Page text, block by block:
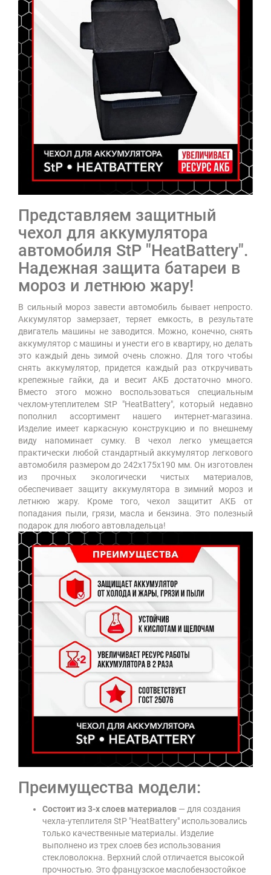
Представляем защитный
чехол для аккумулятора
автомобиля StP "HeatBattery".
Надежная защита батареи в
мороз и летнюю жару!
В сильный мороз завести автомобиль бывает непросто.
Аккумулятор замерзает, теряет емкость, в результате
двигатель машины не заводится. Можно, конечно, снять
аккумулятор с машины и унести его в квартиру, но делать
это каждый день зимой очень сложно. Для того чтобы
снять аккумулятор, придется каждый раз откручивать
крепежные гайки, да и весит АКБ достаточно много.
Вместо этого можно воспользоваться специальным
чехлом-утеплителем StP "HeatBattery", который недавно
пополнил ассортимент нашего интернет-магазина.
Изделие имеет каркасную конструкцию и по внешнему
виду напоминает сумку. В чехол легко умещается
практически любой стандартный аккумулятор легкового
автомобиля размером до 242х175х190 мм. Он изготовлен
из прочных экологически чистых материалов,
обеспечивает защиту аккумулятора в зимний мороз и
летнюю жару. Кроме того, чехол защитит АКБ от
попадания пыли, грязи, масла и бензина. Это полезный
подарок для любого автовладельца!
Преимущества модели:
Состоит из 3-х слоев материалов — для создания
чехла-утеплителя StP "HeatBattery" использовались
только качественные материалы. Изделие
выполнено из трех слоев без использования
стекловолокна. Верхний слой отличается высокой
прочностью. Это французское маслобензостойкое